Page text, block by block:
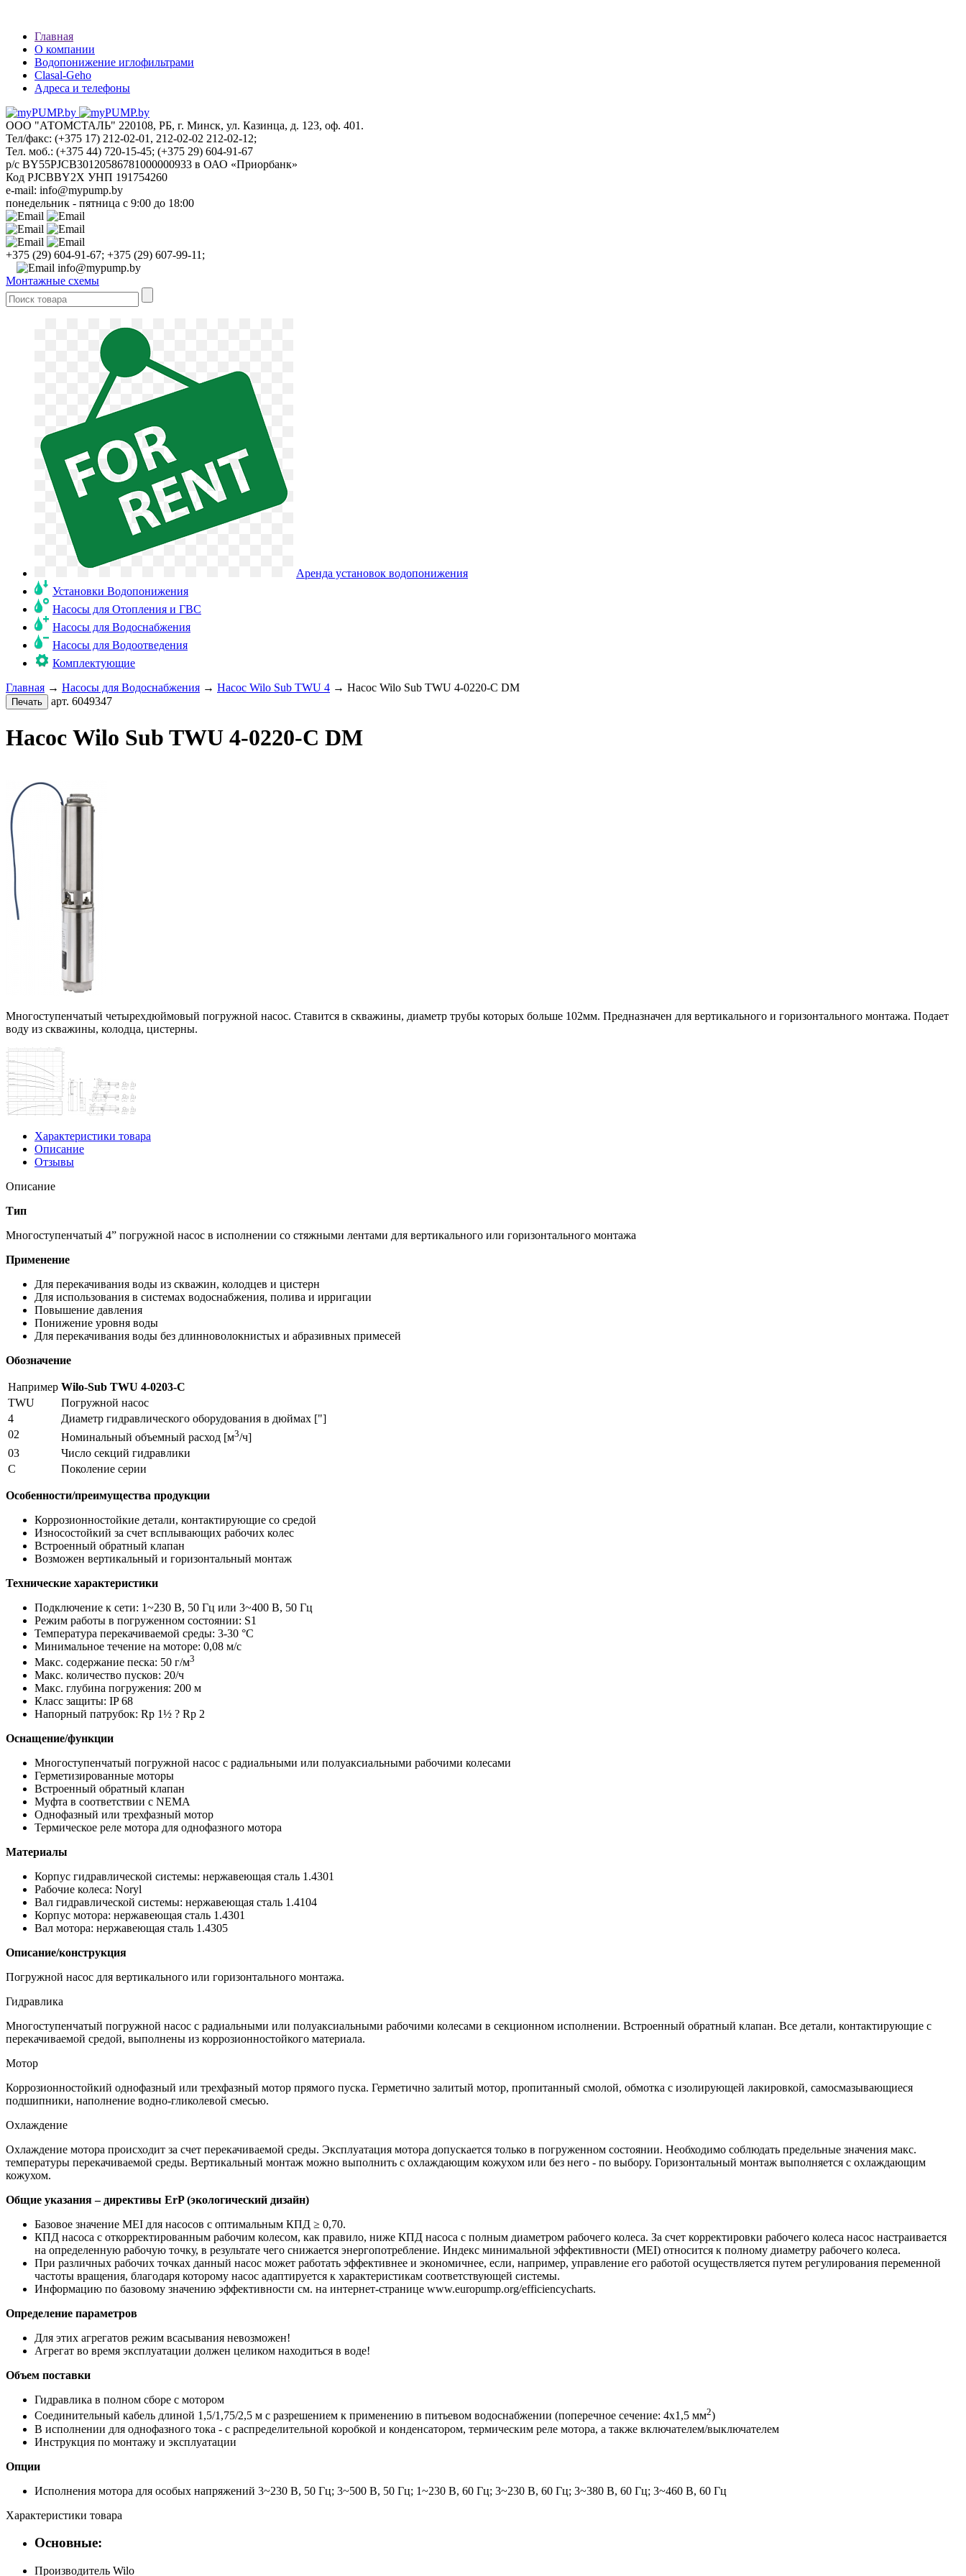
Главная
О компании
Водопонижение иглофильтрами
Clasal-Geho
Адреса и телефоны
ООО "АТОМСТАЛЬ" 220108, РБ, г. Минск, ул. Казинца, д. 123, оф. 401.
Тел/факс: (+375 17) 212-02-01, 212-02-02 212-02-12;
Тел. моб.: (+375 44) 720-15-45; (+375 29) 604-91-67
р/с BY55PJCB30120586781000000933 в ОАО «Приорбанк»
Код PJCBBY2X УНП 191754260
e-mail: info@mypump.by
понедельник - пятница с 9:00 до 18:00
+375 (29) 604-91-67; +375 (29) 607-99-11;
info@mypump.by
Монтажные схемы
Аренда установок водопонижения
Установки Водопонижения
Насосы для Отопления и ГВС
Насосы для Водоснабжения
Насосы для Водоотведения
Комплектующие
Главная → Насосы для Водоснабжения → Насос Wilo Sub TWU 4 → Насос Wilo Sub TWU 4-0220-C DM
арт. 6049347
Насос Wilo Sub TWU 4-0220-C DM
Многоступенчатый четырехдюймовый погружной насос. Ставится в скважины, диаметр трубы которых больше 102мм. Предназначен для вертикального и горизонтального монтажа. Подает
воду из скважины, колодца, цистерны.
Характеристики товара
Описание
Отзывы
Описание
Тип
Многоступенчатый 4” погружной насос в исполнении со стяжными лентами для вертикального или горизонтального монтажа
Применение
Для перекачивания воды из скважин, колодцев и цистерн
Для использования в системах водоснабжения, полива и ирригации
Повышение давления
Понижение уровня воды
Для перекачивания воды без длинноволокнистых и абразивных примесей
Обозначение
Например Wilo-Sub TWU 4-0203-C
TWU
Погружной насос
4
Диаметр гидравлического оборудования в дюймах ["]
02
Номинальный объемный расход [м3/ч]
03
Число секций гидравлики
C
Поколение серии
Особенности/преимущества продукции
Коррозионностойкие детали, контактирующие со средой
Износостойкий за счет всплывающих рабочих колес
Встроенный обратный клапан
Возможен вертикальный и горизонтальный монтаж
Технические характеристики
Подключение к сети: 1~230 В, 50 Гц или 3~400 В, 50 Гц
Режим работы в погруженном состоянии: S1
Температура перекачиваемой среды: 3-30 °C
Минимальное течение на моторе: 0,08 м/с
Макс. содержание песка: 50 г/м3
Макс. количество пусков: 20/ч
Макс. глубина погружения: 200 м
Класс защиты: IP 68
Напорный патрубок: Rp 1½ ? Rp 2
Оснащение/функции
Многоступенчатый погружной насос с радиальными или полуаксиальными рабочими колесами
Герметизированные моторы
Встроенный обратный клапан
Муфта в соответствии с NEMA
Однофазный или трехфазный мотор
Термическое реле мотора для однофазного мотора
Материалы
Корпус гидравлической системы: нержавеющая сталь 1.4301
Рабочие колеса: Noryl
Вал гидравлической системы: нержавеющая сталь 1.4104
Корпус мотора: нержавеющая сталь 1.4301
Вал мотора: нержавеющая сталь 1.4305
Описание/конструкция
Погружной насос для вертикального или горизонтального монтажа.
Гидравлика
Многоступенчатый погружной насос с радиальными или полуаксиальными рабочими колесами в секционном исполнении. Встроенный обратный клапан. Все детали, контактирующие с
перекачиваемой средой, выполнены из коррозионностойкого материала.
Мотор
Коррозионностойкий однофазный или трехфазный мотор прямого пуска. Герметично залитый мотор, пропитанный смолой, обмотка с изолирующей лакировкой, самосмазывающиеся
подшипники, наполнение водно-гликолевой смесью.
Охлаждение
Охлаждение мотора происходит за счет перекачиваемой среды. Эксплуатация мотора допускается только в погруженном состоянии. Необходимо соблюдать предельные значения макс.
температуры перекачиваемой среды. Вертикальный монтаж можно выполнить с охлаждающим кожухом или без него - по выбору. Горизонтальный монтаж выполняется с охлаждающим
кожухом.
Общие указания – директивы ErP (экологический дизайн)
Базовое значение MEI для насосов с оптимальным КПД ≥ 0,70.
КПД насоса с откорректированным рабочим колесом, как правило, ниже КПД насоса с полным диаметром рабочего колеса. За счет корректировки рабочего колеса насос настраивается
на определенную рабочую точку, в результате чего снижается энергопотребление. Индекс минимальной эффективности (MEI) относится к полному диаметру рабочего колеса.
При различных рабочих точках данный насос может работать эффективнее и экономичнее, если, например, управление его работой осуществляется путем регулирования переменной
частоты вращения, благодаря которому насос адаптируется к характеристикам соответствующей системы.
Информацию по базовому значению эффективности см. на интернет-странице www.europump.org/efficiencycharts.
Определение параметров
Для этих агрегатов режим всасывания невозможен!
Агрегат во время эксплуатации должен целиком находиться в воде!
Объем поставки
Гидравлика в полном сборе с мотором
Соединительный кабель длиной 1,5/1,75/2,5 м с разрешением к применению в питьевом водоснабжении (поперечное сечение: 4x1,5 мм2)
В исполнении для однофазного тока - с распределительной коробкой и конденсатором, термическим реле мотора, а также включателем/выключателем
Инструкция по монтажу и эксплуатации
Опции
Исполнения мотора для особых напряжений 3~230 В, 50 Гц; 3~500 В, 50 Гц; 1~230 В, 60 Гц; 3~230 В, 60 Гц; 3~380 В, 60 Гц; 3~460 В, 60 Гц
Характеристики товара
Основные:
Производитель Wilo